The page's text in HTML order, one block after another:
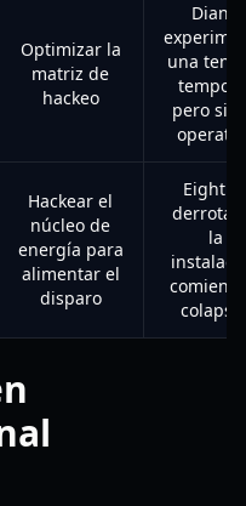
Optimizar la
matriz de
hackeo
Diana
una
pero
Hackear el
núcleo de
energía para
alimentar el
disparo
Eight
la